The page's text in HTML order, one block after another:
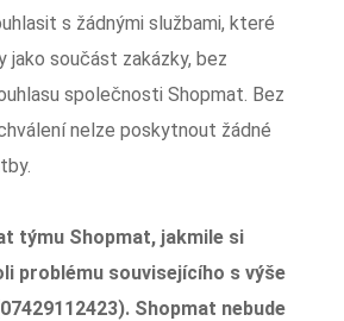
s žádnými službami, které
jako součást zakázky, bez
společnosti Shopmat. Bez
nelze poskytnout žádné
týmu Shopmat, jakmile si
problému souvisejícího s výše
Shopmat nebude